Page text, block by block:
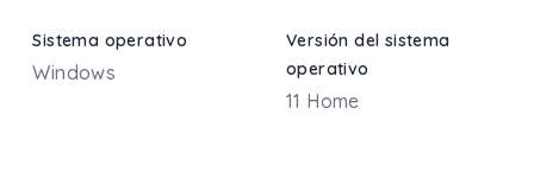
Sistema operativo
Windows
Versión del sistema
operativo
11 Home